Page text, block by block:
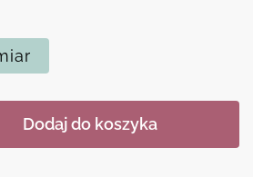
Dodaj do koszyka